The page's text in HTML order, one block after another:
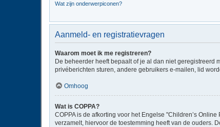
Wat zijn onderwerpiconen?
Aanmeld- en registratievragen
Waarom moet ik me registreren?
De beheerder heeft bepaalt of je al dan niet
privéberichten sturen, andere gebruikers e-mailen, lid
Omhoog
Wat is COPPA?
COPPA is de afkorting voor het Engelse "Children’s
verzamelt, hiervoor de toestemming heeft van de ouders.